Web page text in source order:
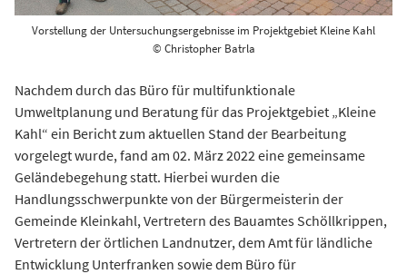
Vorstellung der Untersuchungsergebnisse im Projektgebiet Kleine Kahl
© Christopher Batrla
Nachdem durch das Büro für multifunktionale
Umweltplanung und Beratung für das Projektgebiet „Kleine
Kahl“ ein Bericht zum aktuellen Stand der Bearbeitung
vorgelegt wurde, fand am 02. März 2022 eine gemeinsame
Geländebegehung statt. Hierbei wurden die
Handlungsschwerpunkte von der Bürgermeisterin der
Gemeinde Kleinkahl, Vertretern des Bauamtes Schöllkrippen,
Vertretern der örtlichen Landnutzer, dem Amt für ländliche
Entwicklung Unterfranken sowie dem Büro für